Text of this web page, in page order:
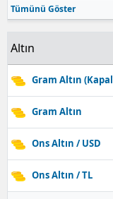
Tümünü Göster
Altın
Gram Altın
Gram Altın
Ons Altın / USD
Ons Altın / TL